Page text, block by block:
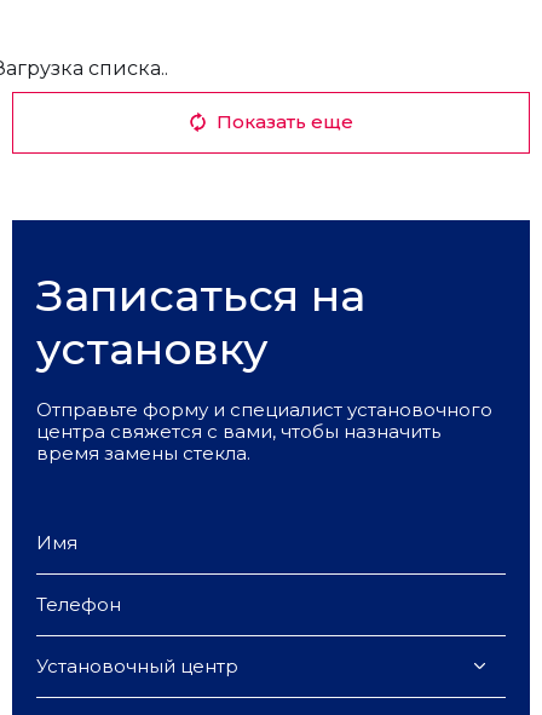
списка..
Показать еще
Записаться на
установку
Отправьте форму и специалист установочного
центра свяжется с вами, чтобы назначить
время замены стекла.
Установочный центр